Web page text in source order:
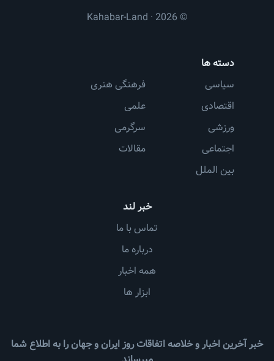
خبر آخرین اخبار و خلاصه اتفاقات روز ایران و جهان را به اطلاع شما
خبر لند
تماس با ما
درباره ما
همه اخبار
ابزار ها
دسته ها
سیاسی
اقتصادی
ورزشی
اجتماعی
بین الملل
فرهنگی هنری
علمی
سرگرمی
مقالات
© 2026 · Kahabar-Land